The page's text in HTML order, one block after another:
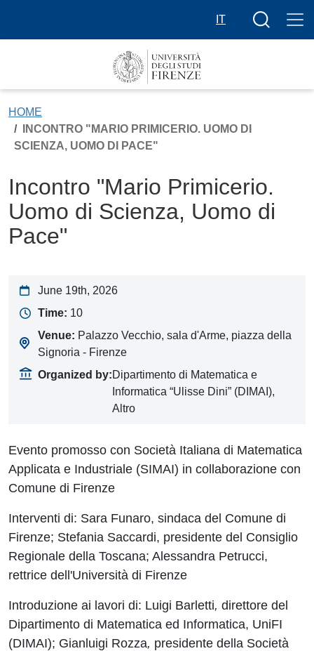
IT
Search
HOME
INCONTRO "MARIO PRIMICERIO. UOMO DI
SCIENZA, UOMO DI PACE"
Incontro "Mario Primicerio.
Uomo di Scienza, Uomo di
Pace"
June 19th, 2026
Time: 10
Venue: Palazzo Vecchio, sala d'Arme, piazza della
Signoria - Firenze
Organized by:Dipartimento di Matematica e
Informatica “Ulisse Dini” (DIMAI),
Altro
Evento promosso con Società Italiana di Matematica
Applicata e Industriale (SIMAI) in collaborazione con
Comune di Firenze
Interventi di: Sara Funaro, sindaca del Comune di
Firenze; Stefania Saccardi, presidente del Consiglio
Regionale della Toscana; Alessandra Petrucci,
rettrice dell'Università di Firenze
Introduzione ai lavori di: Luigi Barletti, direttore del
Dipartimento di Matematica ed Informatica, UniFI
(DIMAI); Gianluigi Rozza, presidente della Società